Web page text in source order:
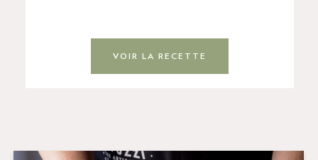
VOIR LA RECETTE